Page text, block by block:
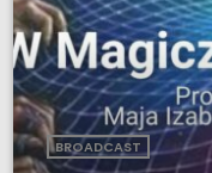
BROADCAST